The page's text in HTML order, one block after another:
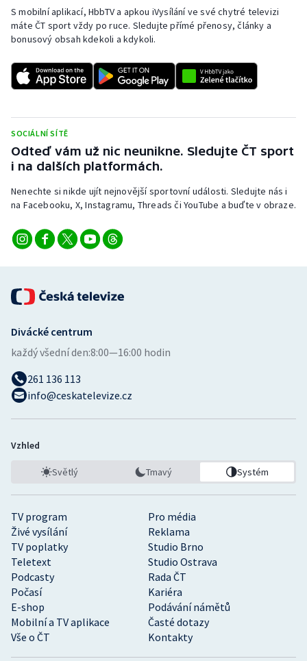
S mobilní aplikací, HbbTV a apkou iVysílání ve své chytré televizi
máte ČT sport vždy po ruce. Sledujte přímé přenosy, články a
bonusový obsah kdekoli a kdykoli.
SOCIÁLNÍ SÍTĚ
Odteď vám už nic neunikne. Sledujte ČT sport
i na dalších platformách.
Nenechte si nikde ujít nejnovější sportovní události. Sledujte nás i
na Facebooku, X, Instagramu, Threads či YouTube a buďte v obraze.
TV program
Pro média
Živé vysílání
Reklama
TV poplatky
Studio Brno
Teletext
Studio Ostrava
Podcasty
Rada ČT
Počasí
Kariéra
E-shop
Podávání námětů
Mobilní a TV aplikace
Časté dotazy
Vše o ČT
Kontakty
Divácké centrum
každý všední den:8:00—16:00 hodin
261 136 113
info@ceskatelevize.cz
Vzhled
Světlý Tmavý Systém